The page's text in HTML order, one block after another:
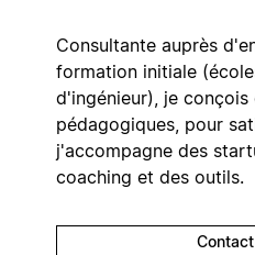
Consultante auprès
formation initiale
d'ingénieur), je conçois
pédagogiques, pour
j'accompagne des
coaching et des outils.